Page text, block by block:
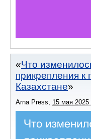
Что
прикрепления к
Казахстане
Arna Press, 15 мая 2025